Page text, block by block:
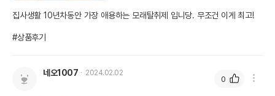
집사생활 10년차동안 가장 애용하는 모래탈취제 입니당. 무조건 이게 최고!
#상품후기
네오1007 2024.02.02
0